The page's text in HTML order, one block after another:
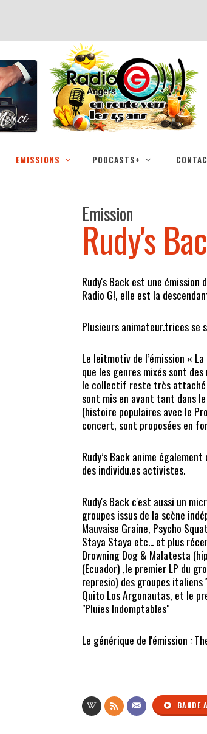
EMISSIONS PODCASTS+
Emission
Rudy's
Rudy's Back est une émission
Radio G!, elle est la
Plusieurs animateur.trices se
Le leitmotiv de l’émission «
que les genres mixés sont
le collectif reste très
sont mis en avant tant dans
(histoire populaires avec le
concert, sont proposées en
Rudy’s Back anime
des individu.es activistes.
Rudy's Back c'est aussi un
groupes issus de la scène
Mauvaise Graine, Psycho
Staya Staya etc... et plus
Drowning Dog & Malatesta
(Ecuador) ,le premier LP du
represio) des groupes italiens
Quito Los Argonautas, et le
"Pluies Indomptables"
Le générique de l'émission :
BANDE